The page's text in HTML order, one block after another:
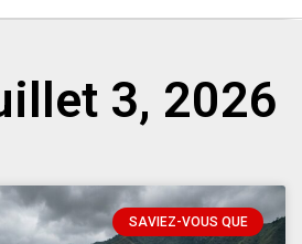
3, 2026
SAVIEZ-VOUS QUE